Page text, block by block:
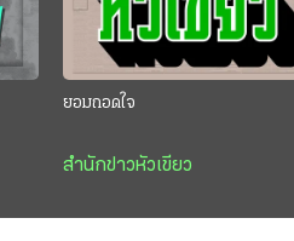
ยอมถอดใจ
สำนักข่าวหัวเขียว